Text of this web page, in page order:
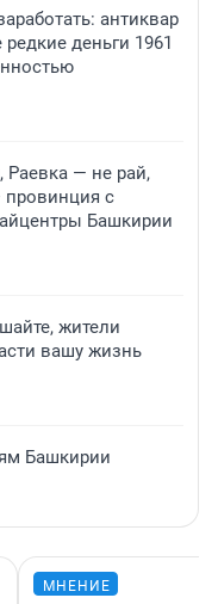
антиквар
деньги 1961
— не рай,
с
Башкирии
жители
вашу жизнь
Башкирии
МНЕНИЕ